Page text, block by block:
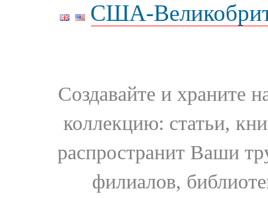
США-
Создавайте и храните
коллекцию: статьи,
распространит Ваши
филиалов,